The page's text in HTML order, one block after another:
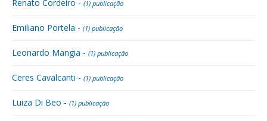
Renato Cordeiro - (1) publicação
Emiliano Portela - (1) publicação
Leonardo Mangia - (1) publicação
Ceres Cavalcanti - (1) publicação
Luiza Di Beo - (1) publicação